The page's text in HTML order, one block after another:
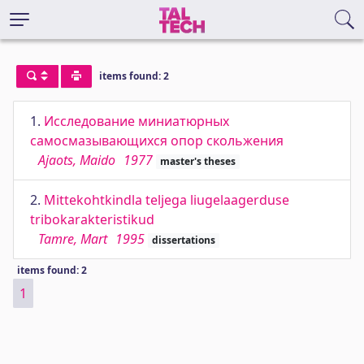
items found: 2
1. Исследование миниатюрных
самосмазывающихся опор скольжения
Ajaots, Maido 1977 master's theses
2. Mittekohtkindla teljega liugelaagerduse
tribokarakteristikud
Tamre, Mart 1995 dissertations
items found: 2
1